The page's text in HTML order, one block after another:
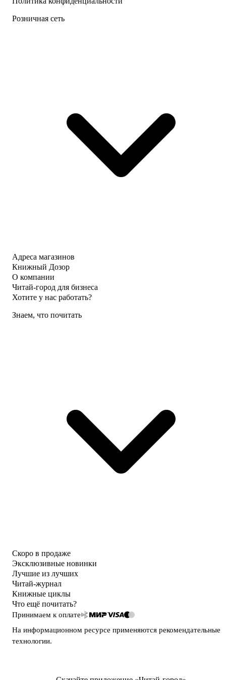
Розничная сеть
Адреса магазинов
Книжный Дозор
О компании
Читай-город для бизнеса
Хотите у нас работать?
Знаем, что почитать
Скоро в продаже
Эксклюзивные новинки
Лучшие из лучших
Читай-журнал
Книжные циклы
Что ещё почитать?
Принимаем к оплате
На информационном ресурсе применяются рекомендательные
технологии.